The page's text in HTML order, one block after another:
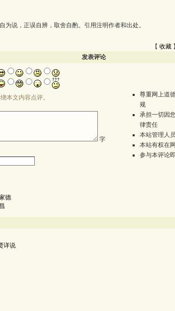
为说，正误自辨，取舍自酌。引用注明作者和出处。
【 收藏
发表评论
本文内容点评。
字
尊重网上道
规
承担一切因
律责任
本站管理人
本站有权在
参与本评论
德
详说